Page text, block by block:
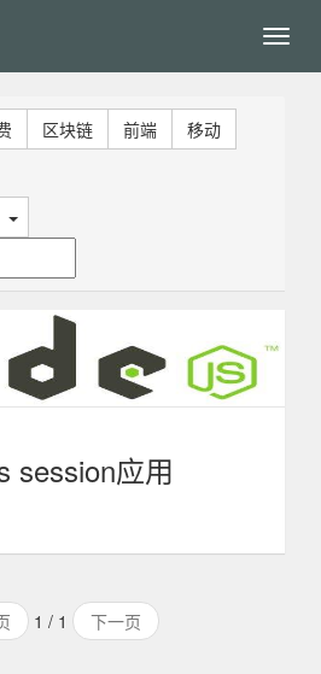
区块链 前端
移动
session应用
本讲解的。所以希望你具有一定的
express3.x或者更早版本中的
1 / 1 下一页